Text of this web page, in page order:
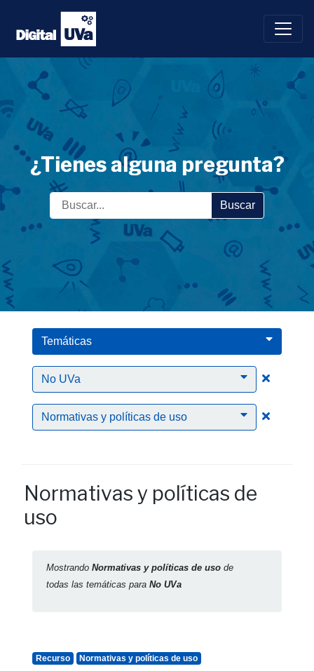
Saltar
contenido
¿Tienes alguna pregunta?
Buscar
Temáticas
No UVa Clic
Normativas y políticas de uso Clic
Normativas y políticas de
uso
Mostrando Normativas y políticas de uso de
todas las temáticas para No UVa
Recurso Normativas y políticas de uso